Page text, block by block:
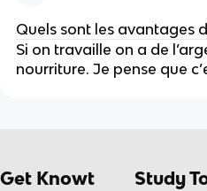
Quels sont les avantages
Si on travaille on a de
nourriture. Je pense que
Get Knowt Study